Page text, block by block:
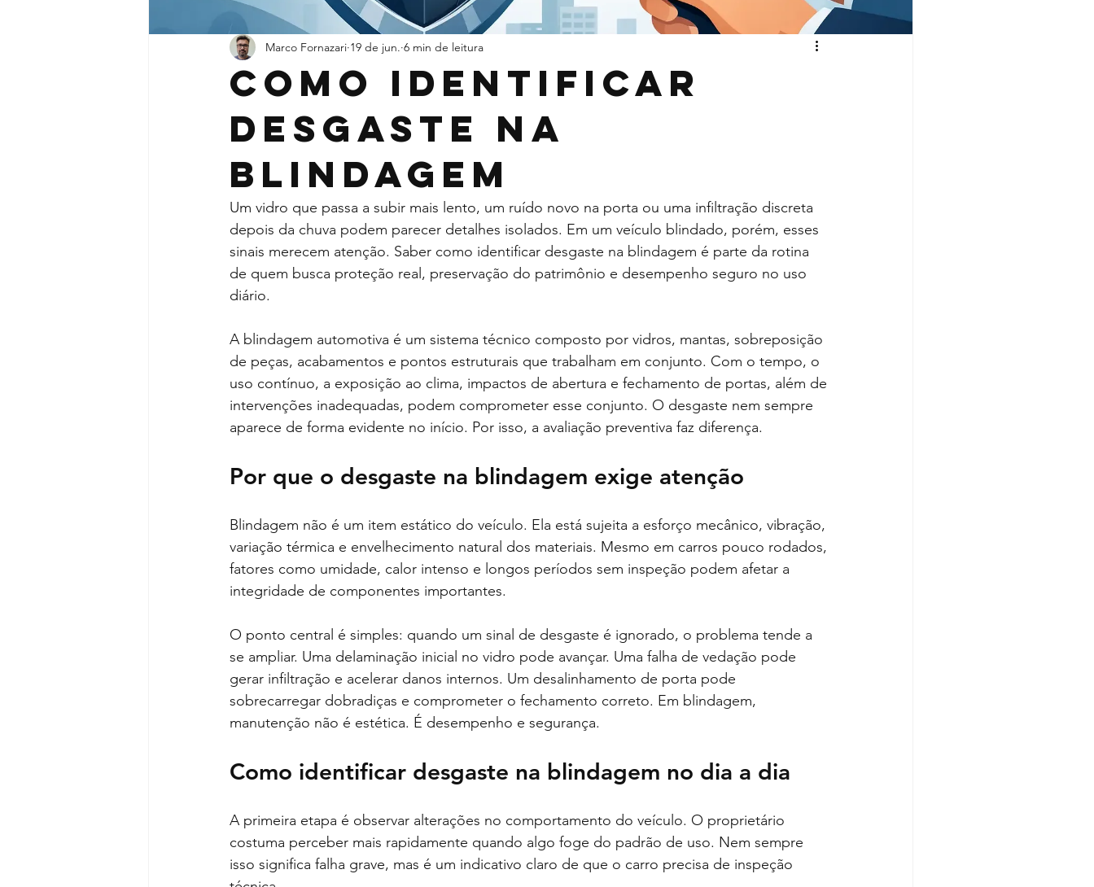
Como identificar
desgaste na
blindagem
Marco Fornazari 19 de jun. 6 min de leitura
Um vidro que passa a subir mais lento, um ruído novo na porta ou uma infiltração discreta
depois da chuva podem parecer detalhes isolados. Em um veículo blindado, porém, esses
sinais merecem atenção. Saber como identificar desgaste na blindagem é parte da rotina
de quem busca proteção real, preservação do patrimônio e desempenho seguro no uso
diário.
A blindagem automotiva é um sistema técnico composto por vidros, mantas, sobreposição
de peças, acabamentos e pontos estruturais que trabalham em conjunto. Com o tempo, o
uso contínuo, a exposição ao clima, impactos de abertura e fechamento de portas, além de
intervenções inadequadas, podem comprometer esse conjunto. O desgaste nem sempre
aparece de forma evidente no início. Por isso, a avaliação preventiva faz diferença.
Por que o desgaste na blindagem exige atenção
Blindagem não é um item estático do veículo. Ela está sujeita a esforço mecânico, vibração,
variação térmica e envelhecimento natural dos materiais. Mesmo em carros pouco rodados,
fatores como umidade, calor intenso e longos períodos sem inspeção podem afetar a
integridade de componentes importantes.
O ponto central é simples: quando um sinal de desgaste é ignorado, o problema tende a
se ampliar. Uma delaminação inicial no vidro pode avançar. Uma falha de vedação pode
gerar infiltração e acelerar danos internos. Um desalinhamento de porta pode
sobrecarregar dobradiças e comprometer o fechamento correto. Em blindagem,
manutenção não é estética. É desempenho e segurança.
Como identificar desgaste na blindagem no dia a dia
A primeira etapa é observar alterações no comportamento do veículo. O proprietário
costuma perceber mais rapidamente quando algo foge do padrão de uso. Nem sempre
isso significa falha grave, mas é um indicativo claro de que o carro precisa de inspeção